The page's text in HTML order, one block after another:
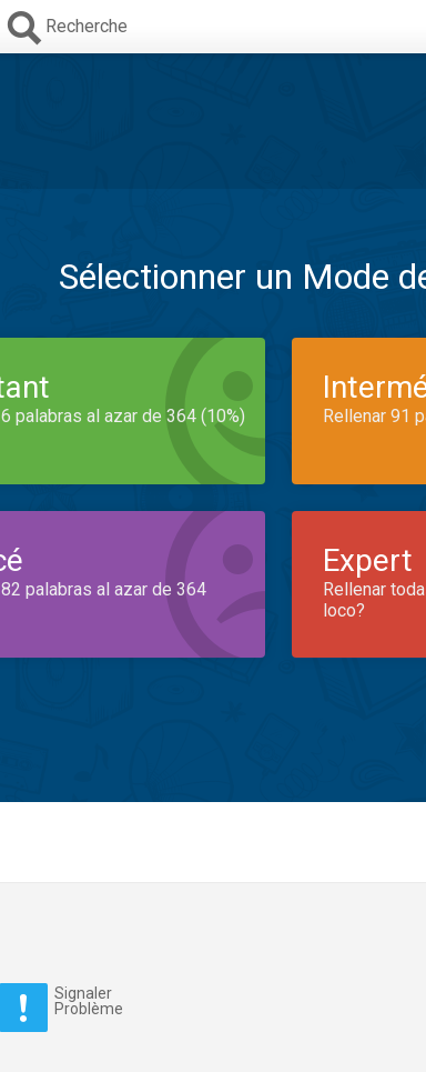
Recherche
Sélectionner un Mode
palabras al azar de 364 (10%) Rellenar 91
palabras al azar de 364
Expert
Rellenar
loco?
Signaler
Problème